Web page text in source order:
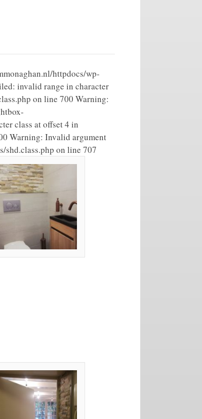
httpdocs/wp-
invalid range in character
on line 700 Warning:
class at offset 4 in
Warning: Invalid argument
on line 707